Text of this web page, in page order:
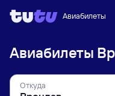
Авиабилеты
Авиабилеты
Откуда